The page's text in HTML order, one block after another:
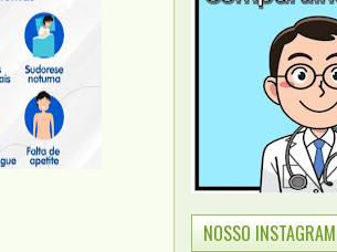
NOSSO INSTAGRAM